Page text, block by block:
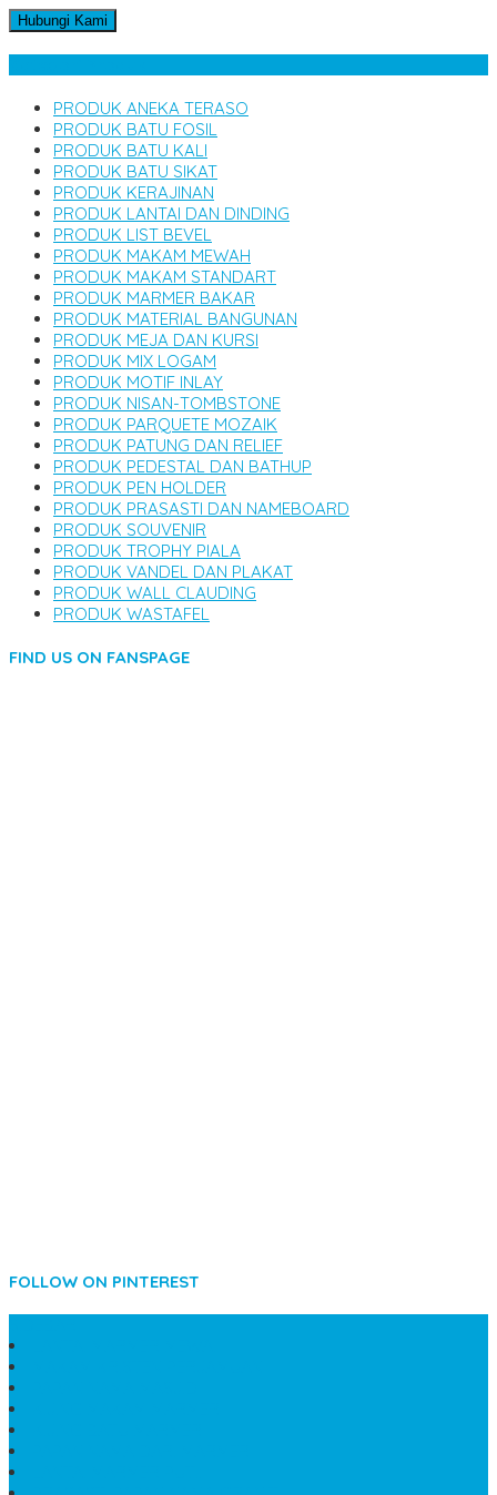
Hubungi Kami
PRODUK ANEKA TERASO
PRODUK BATU FOSIL
PRODUK BATU KALI
PRODUK BATU SIKAT
PRODUK KERAJINAN
PRODUK LANTAI DAN DINDING
PRODUK LIST BEVEL
PRODUK MAKAM MEWAH
PRODUK MAKAM STANDART
PRODUK MARMER BAKAR
PRODUK MATERIAL BANGUNAN
PRODUK MEJA DAN KURSI
PRODUK MIX LOGAM
PRODUK MOTIF INLAY
PRODUK NISAN-TOMBSTONE
PRODUK PARQUETE MOZAIK
PRODUK PATUNG DAN RELIEF
PRODUK PEDESTAL DAN BATHUP
PRODUK PEN HOLDER
PRODUK PRASASTI DAN NAMEBOARD
PRODUK SOUVENIR
PRODUK TROPHY PIALA
PRODUK VANDEL DAN PLAKAT
PRODUK WALL CLAUDING
PRODUK WASTAFEL
FIND US ON FANSPAGE
FOLLOW ON PINTEREST